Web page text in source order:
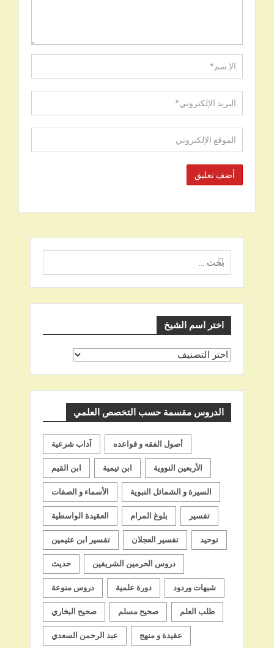
البحث
عن
اختر اسم الشيخ
اختر
الدروس مقسمة حسب التخصص العلمي
آداب شرعية أصول الفقه و قواعده
ابن القيم ابن تيمية الأربعين النووية
الأسماء و الصفات السيرة و الشمائل النبوية
العقيدة الواسطية بلوغ المرام تفسير
تفسير ابن عثيمين تفسير العجلان توحيد
حديث دروس الحرمين الشريفين
دروس منوعة دورة علمية شبهات وردود
صحيح البخاري صحيح مسلم طلب العلم
عبد الرحمن السعدي عقيدة و منهج